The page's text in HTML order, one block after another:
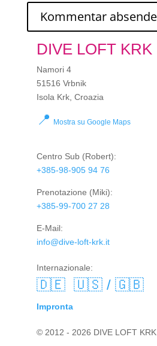
DIVE LOFT KRK
Namori 4
51516 Vrbnik
Isola Krk, Croazia
📍 Mostra su Google Maps
Centro Sub(Robert):
+385-98-905 94 76
Prenotazione (Miki):
+385-99-700 27 28
E-Mail:
info@dive-loft-krk.it
Internazionale:
🇩🇪 🇺🇸 / 🇬🇧
Impronta
© 2012 - 2026 DIVE LOFT KRK